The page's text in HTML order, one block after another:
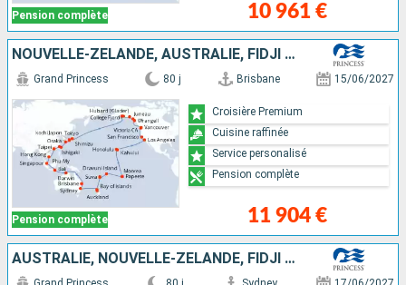
Pension complète 10 961 €
NOUVELLE-ZÉLANDE, AUSTRALIE, FIDJI (ÎLES), SAMOA, FRANCE, ÉTATS-UNIS, CANADA, JAPON, TAÏWAN, CHINE, VIETNAM, SINGAPOUR, INDONÉSIE
Pension complète
Grand Princess 80 j Brisbane 15/06/2027
11 904 €
Croisière Premium
Cuisine raffinée
Service personalisé
Pension complète
AUSTRALIE, NOUVELLE-ZÉLANDE, FIDJI (ÎLES), SAMOA, FRANCE, CANADA, ÉTATS-UNIS, JAPON, TAÏWAN, CHINE, VIETNAM, SINGAPOUR, INDONÉSIE